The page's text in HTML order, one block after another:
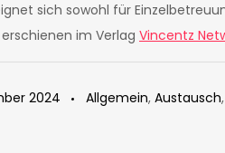
sich sowohl für
im Verlag Vincentz
2024 Allgemein, Austausch,